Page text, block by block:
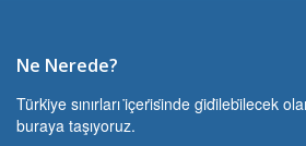
Ne Nerede?
Türki̇ye sınırları i̇çeri̇si̇nde gi̇di̇lebi̇lecek
buraya taşıyoruz.